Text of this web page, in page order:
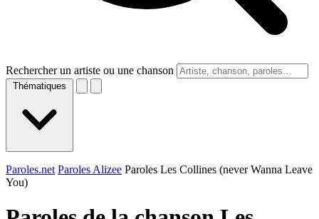
Rechercher un artiste ou une chanson
Thématiques
Paroles.net Paroles Alizee Paroles Les Collines (never Wanna Leave
You)